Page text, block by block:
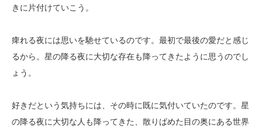
きに片付けていこう。
痺れる夜には思いを馳せているのです。最初で最後の愛だと感じ
るから。星の降る夜に大切な存在も降ってきたように思うのでし
ょう。
好きだという気持ちには、その時に既に気付いていたのです。星
の降る夜に大切な人も降ってきた、散りばめた目の奥にある世界